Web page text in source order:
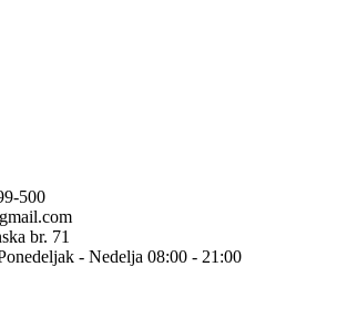
500
br. 71
- Nedelja 08:00 - 21:00